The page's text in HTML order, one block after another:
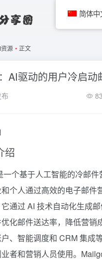
源 • 正文
AI驱动的用户冷启动
绍
一个基于人工智能的冷邮
个人通过高效的电子邮件
通过 AI 技术自动化生成
化邮件送达率，降低营销
、智能调度和 CRM 集成
者和营销人员使用。
简体中